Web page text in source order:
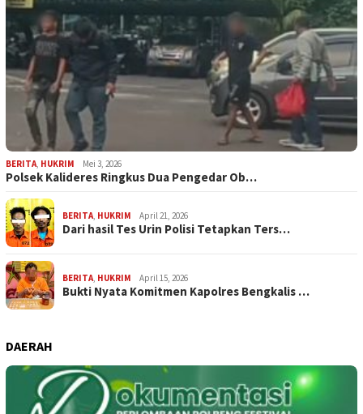
BERITA HUKRIM Mei 3, 2026
Polsek Kalideres Ringkus Dua Pengedar Ob…
BERITA HUKRIM April 21, 2026
Dari hasil Tes Urin Polisi Tetapkan Ters…
BERITA HUKRIM April 15, 2026
Bukti Nyata Komitmen Kapolres Bengkalis …
DAERAH